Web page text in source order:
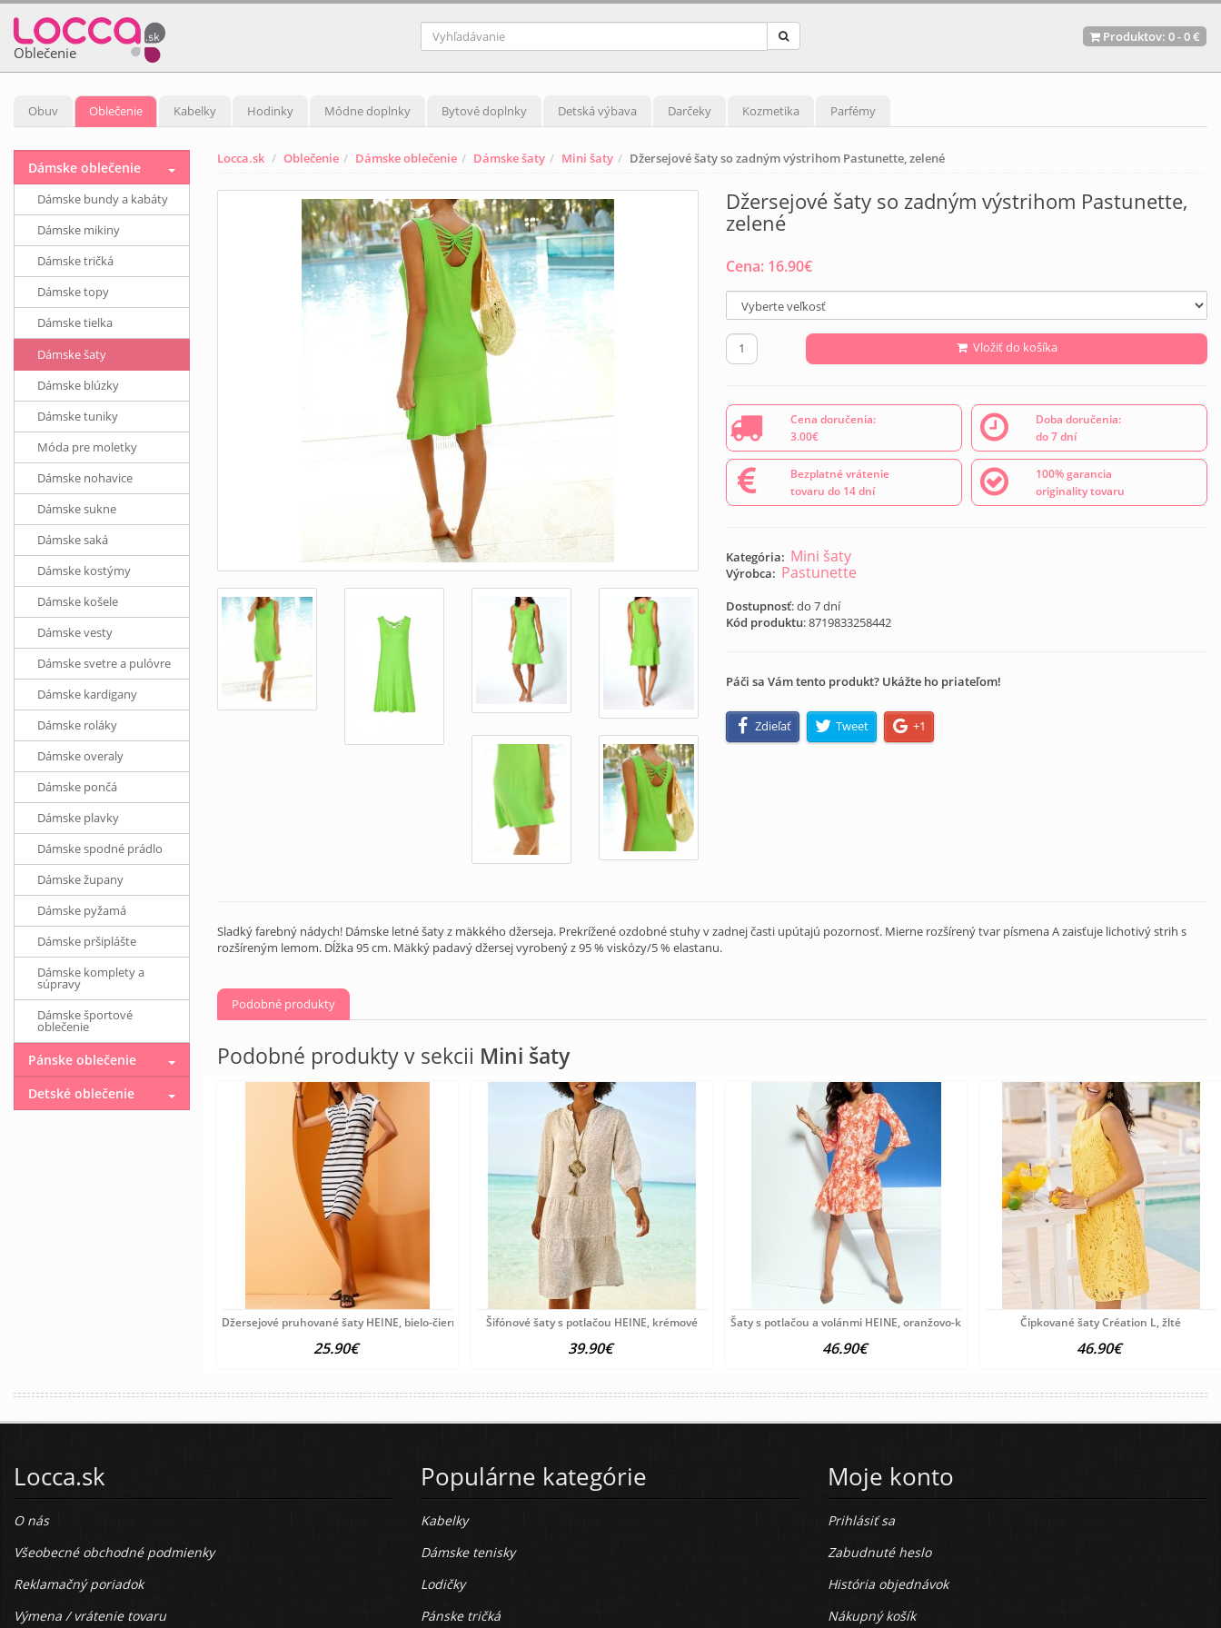
Oblečenie
Produktov: 0-0 €
Obuv Oblečenie Kabelky Hodinky Módne doplnky Bytové doplnky Detská výbava Darčeky Kozmetika Parfémy
Locca.sk Oblečenie Dámske oblečenie Dámske šaty Mini šaty Džersejové šaty so zadným výstrihom Pastunette, zelené
Džersejové šaty so zadným výstrihom Pastunette,
zelené
Cena: 16.90€
Vložiť do košíka
Cena doručenia:
3.00€
Doba doručenia:
do 7 dní
Bezplatné vrátenie
tovaru do 14 dní
100% garancia
originality tovaru
Kategória: Mini šaty
Výrobca: Pastunette
Dostupnosť: do 7 dní
Kód produktu:8719833258442
Páči sa Vám tento produkt? Ukážte ho priateľom!
Zdieľať Tweet +1
Sladký farebný nádych! Dámske letné šaty z mäkkého džerseja. Prekrížené ozdobné stuhy v zadnej časti upútajú pozornosť. Mierne rozšírený tvar písmena A zaisťuje lichotivý strih s
rozšíreným lemom. Dĺžka 95 cm. Mäkký padavý džersej vyrobený z 95 % viskózy/5 % elastanu.
Podobné produkty
Podobné produkty v sekcii Mini šaty
Džersejové pruhované šaty HEINE, bielo-čierne
25.90€
Šifónové šaty s potlačou HEINE, krémové
39.90€
Šaty s potlačou a volánmi HEINE, oranžovo-krémová
46.90€
Čipkované šaty Création L, žlté
46.90€
Dámske oblečenie
Dámske bundy a kabáty
Dámske mikiny
Dámske tričká
Dámske topy
Dámske tielka
Dámske šaty
Dámske blúzky
Dámske tuniky
Móda pre moletky
Dámske nohavice
Dámske sukne
Dámske saká
Dámske kostýmy
Dámske košele
Dámske vesty
Dámske svetre a pulóvre
Dámske kardigany
Dámske roláky
Dámske overaly
Dámske pončá
Dámske plavky
Dámske spodné prádlo
Dámske župany
Dámske pyžamá
Dámske pršiplášte
Dámske komplety a
súpravy
Dámske športové
oblečenie
Pánske oblečenie
Detské oblečenie
Locca.sk
O nás
Všeobecné obchodné podmienky
Reklamačný poriadok
Výmena / vrátenie tovaru
Populárne kategórie
Kabelky
Dámske tenisky
Lodičky
Pánske tričká
Moje konto
Prihlásiť sa
Zabudnuté heslo
História objednávok
Nákupný košík